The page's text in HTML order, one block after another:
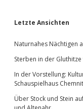
Sidebar
Letzte Ansichten
Naturnahes Nächtigen
Sterben in der
In der Vorstellung:
Schauspielhaus
Über Stock und Stein